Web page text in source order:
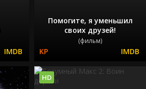
Помогите, я уменьшил
своих друзей!
(фильм)
HD